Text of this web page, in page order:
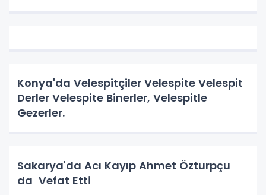
Konya'da Velespitçiler Velespite Velespit
Derler Velespite Binerler, Velespitle
Gezerler.
Sakarya'da Acı Kayıp Ahmet Özturpçu
da Vefat Etti